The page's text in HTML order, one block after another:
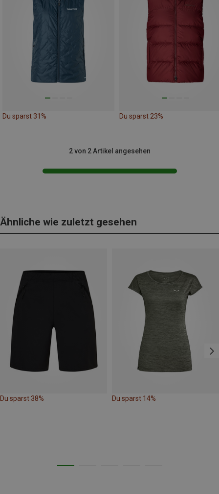
Du sparst 31% Du sparst 23%
2 von 2 Artikel angesehen
Ähnliche wie zuletzt gesehen
Du sparst 38% Du sparst 14%